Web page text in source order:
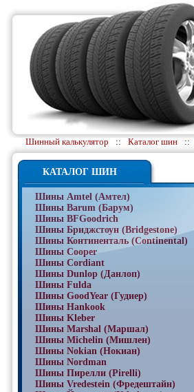
Шинный калькулятор :: Каталог шин ::
КАТАЛОГ ШИН
Шины Amtel (Амтел)
Шины Barum (Барум)
Шины BFGoodrich
Шины Бриджстоун (Bridgestone)
Шины Континенталь (Continental)
Шины Cooper
Шины Cordiant
Шины Dunlop (Данлоп)
Шины Fulda
Шины GoodYear (Гудиер)
Шины Hankook
Шины Kleber
Шины Marshal (Маршал)
Шины Michelin (Мишлен)
Шины Nokian (Нокиан)
Шины Nordman
Шины Пирелли (Pirelli)
Шины Vredestein (Фредештайн)